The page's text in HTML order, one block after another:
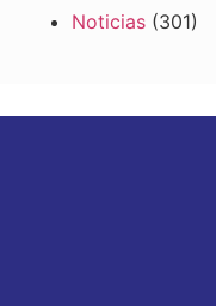
Noticias (301)